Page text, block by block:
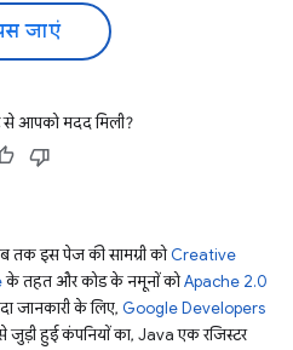
जाएं
से आपको मदद मिली?
इस पेज की सामग्री कोCreative
के तहत और कोड के नमूनों कोApache 2.0
जानकारी के लिए, Google Developers
हुई कंपनियों का, Java एक रजिस्टर